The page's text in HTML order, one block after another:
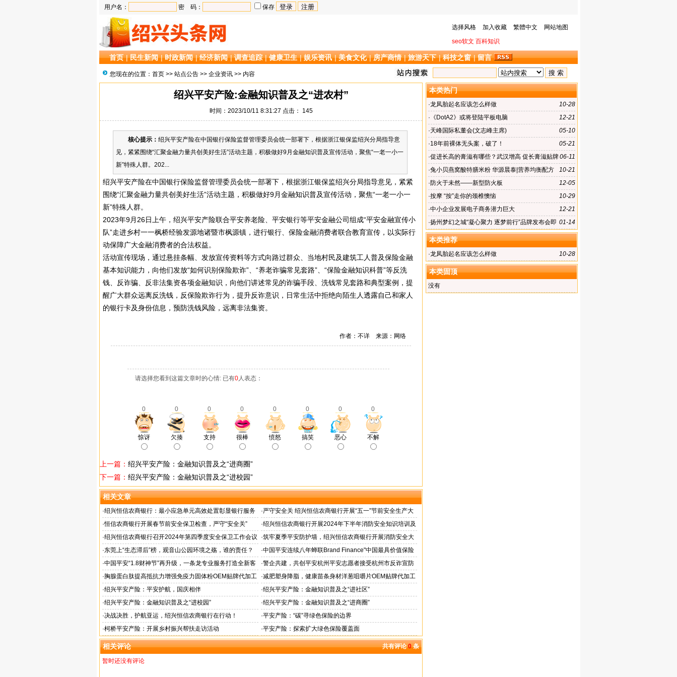
用户名： 密 码： 保存
选择风格 加入收藏 繁體中文
网站地图
seo软文 百科知识
首页 |民生新闻 |时政新闻 |经济新闻 |调查追踪 |健康卫生 |娱乐资讯 |美食文化 |房产商情 |旅游天下 |科技之窗 |留言
您现在的位置： 首页 >> 站点公告 >> 企业资讯 >> 内容
绍兴平安产险:金融知识普及之“进农村”
时间：2023/10/11 8:31:27 点击： 145
核心提示： 绍兴平安产险在中国银行保险监督管理委员会统一部署下，根据浙江银保监绍兴分局指导意
见，紧紧围绕“汇聚金融力量共创美好生活”活动主题，积极做好9月金融知识普及宣传活动，聚焦“一老一小一
新”特殊人群。202...
绍兴平安产险在中国银行保险监督管理委员会统一部署下，根据浙江银保监绍兴分局指导意见，紧紧
围绕“汇聚金融力量共创美好生活”活动主题，积极做好9月金融知识普及宣传活动，聚焦“一老一小一
新”特殊人群。
2023年9月26日上午，绍兴平安产险联合平安养老险、平安银行等平安金融公司组成“平安金融宣传小
队”走进乡村一一枫桥经验发源地诸暨市枫源镇，进行银行、保险金融消费者联合教育宣传，以实际行
动保障广大金融消费者的合法权益。
活动宣传现场，通过悬挂条幅、发放宣传资料等方式向路过群众、当地村民及建筑工人普及保险金融
基本知识能力，向他们发放“如何识别保险欺诈”、“养老诈骗常见套路”、“保险金融知识科普”等反洗
钱、反诈骗、反非法集资各项金融知识，向他们讲述常见的诈骗手段、洗钱常见套路和典型案例，提
醒广大群众远离反洗钱，反保险欺诈行为，提升反诈意识，日常生活中拒绝向陌生人透露自己和家人
的银行卡及身份信息，预防洗钱风险，远离非法集资。
作者：不详 来源：网络
请选择您看到这篇文章时的心情: 已有0人表态：
0 0 0 0 0 0 0 0
惊讶 欠揍 支持 很棒 愤怒 搞笑 恶心 不解
上一篇： 绍兴平安产险：金融知识普及之“进商圈”
下一篇： 绍兴平安产险：金融知识普及之“进校园”
相关文章
·绍兴恒信农商银行：最小应急单元高效处置彰显银行服务
担当
·严守安全关 绍兴恒信农商银行开展“五一”节前安全生产大
检查
·恒信农商银行开展春节前安全保卫检查，严守“安全关” ·绍兴恒信农商银行开展2024年下半年消防安全知识培训及
应急演练活动
·绍兴恒信农商银行召开2024年第四季度安全保卫工作会议 ·筑牢夏季平安防护墙，绍兴恒信农商银行开展消防安全大
排查行动
·东莞上“生态滞后”榜，观音山公园环境之殇，谁的责任？ ·中国平安连续八年蝉联Brand Finance"中国最具价值保险
品牌"
·中国平安“1.8财神节”再升级，一条龙专业服务打造全新客
户体验
·警企共建，共创平安杭州平安志愿者接受杭州市反诈宣防
人才专项培训
· 胸腺蛋白肽提高抵抗力增强免疫力固体粉OEM贴牌代加工
服务商
·减肥塑身降脂，健康苗条身材洋葱咀嚼片OEM贴牌代加工
服务商
·绍兴平安产险：平安护航，国庆相伴 ·绍兴平安产险：金融知识普及之“进社区”
·绍兴平安产险：金融知识普及之“进校园” ·绍兴平安产险：金融知识普及之“进商圈”
·决战决胜，护航亚运，绍兴恒信农商银行在行动！ ·平安产险：“碳”寻绿色保险的边界
·柯桥平安产险：开展乡村振兴帮扶走访活动 ·平安产险：探索扩大绿色保险覆盖面
共有评论0条
相关评论
暂时还没有评论
本类热门
10-28
·龙凤胎起名应该怎么样做
12-21
· 《DotA2》或将登陆平板电脑
05-10
·天峰国际私董会(文志峰主席)
05-21
·18年前裸体无头案，破了！
06-11
·促进长高的膏滋有哪些？武汉增高 促长膏滋贴牌
加工厂华源晨泰
10-21
·兔小贝燕窝酸特膳米粉 华源晨泰|营养均衡配方
科学
12-05
·防火于未然——新型防火板
10-29
·按摩 “按”走你的颈椎懊恼
12-21
·中小企业发展电子商务潜力巨大
01-14
·扬州梦幻之城“凝心聚力 逐梦前行”品牌发布会即
将开幕
本类推荐
10-28
·龙凤胎起名应该怎么样做
本类固顶
没有